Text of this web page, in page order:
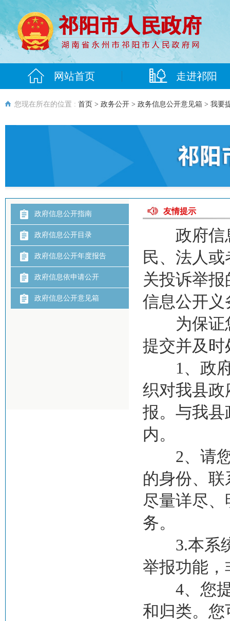
网站首页 走进祁阳
您现在所在的位置 : 首页 > 政务公开 > 政务信息公开意见箱 > 我要
政府信息公开指南
政府信息公开目录
政府信息公开年度报告
政府信息依申请公开
政府信息公开意见箱
友情提示
政府信息
民、法人
关投诉举
信息公开义
为保证您
提交并及时
1、政府
织对我县政
报。与我县
内。
2、请您
的身份、
尽量详尽
务。
3.本系统
举报功能
4、您提
和归类。您